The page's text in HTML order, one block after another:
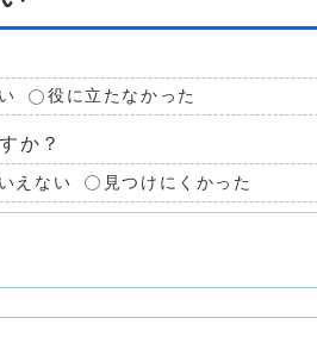
役に立たなかった
か？
えない 見つけにくかった